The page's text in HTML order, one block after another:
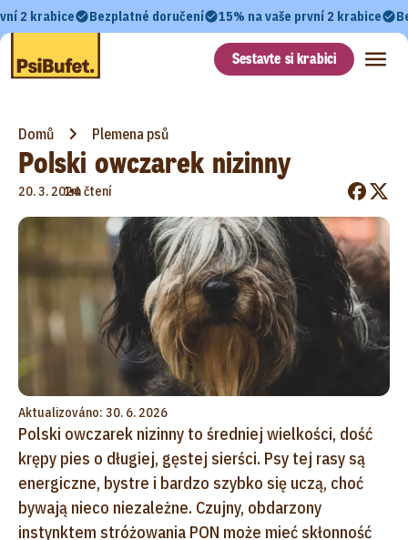
2 krabice Bezplatné doručení 15% na vaše první 2 krabice
Sestavte si krabici
Domů Plemena psů
Polski owczarek nizinny
20. 3. 2024
•
1m čtení
Aktualizováno: 30. 6. 2026
Polski owczarek nizinny to średniej wielkości, dość
krępy pies o długiej, gęstej sierści. Psy tej rasy są
energiczne, bystre i bardzo szybko się uczą, choć
bywają nieco niezależne. Czujny, obdarzony
instynktem stróżowania PON może mieć skłonność